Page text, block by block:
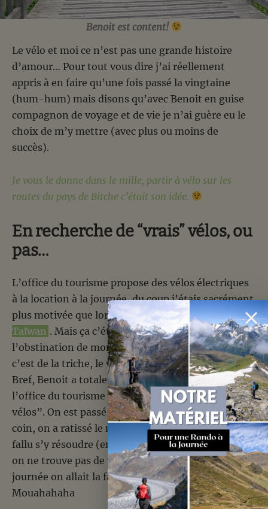
Benoit est content!
Le vélo et moi ce n’est pas une grande histoire
d’amour… Pour tout vous dire j’ai réellement
appris à en faire qu’une fois passé la vingtaine
(hum-hum) mais disons qu’avec Benoit en guise
compagnon de voyage et de vie je n’ai guère eu le
choix de m’y mettre (avec plus ou moins de
succès).
Je vous le donne dans le mille, partir à vélo sur les
routes du pays de Bitche c’était son idée.
En recherche de “vrais” vélos, ou
pas…
L’office du tourisme propose des vélos électriques
à la location à la journée, du coup j’étais sacrément
plus motivée que lors de notre escapade à vélo à
Taïwan . Mais ça c’était sans compter sur
l’obstination de mon homme… Pour lui l’électrique
c’est de la triche, le vélo c’est le vrai et rien d’autre!
Bref, Benoit a totalement occulté l’option de
l’office du tourisme et s’est mis en quête de “vrais
vélos”. On est passé au magasin de bricolage du
coin, on a ratissé le net, mais au final il aura bien
fallu s’y résoudre (enfin surtout Benoit): A Bitche
on ne trouve pas de vélo “normaux” à louer, cette
journée on allait la faire en électrique!
Mouahahaha